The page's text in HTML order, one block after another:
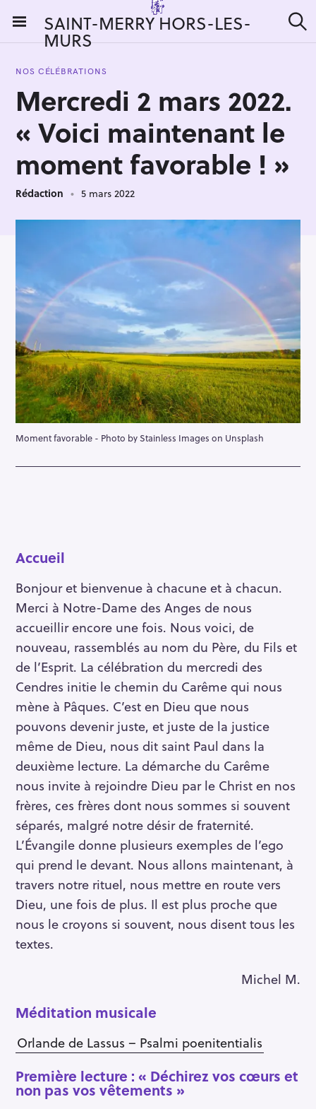
i
SAINT-MERRY HORS-LES-
MURS e
NOS CÉLÉBRATIONS
Mercredi 2 mars 2022.
« Voici maintenant le
moment favorable ! »
Rédaction 5 mars 2022
Moment favorable - Photo by Stainless Images on Unsplash
Accueil
Bonjour et bienvenue à chacune et à chacun.
Merci à Notre-Dame des Anges de nous
accueillir encore une fois. Nous voici, de
nouveau, rassemblés au nom du Père, du Fils et
de l’Esprit. La célébration du mercredi des
Cendres initie le chemin du Carême qui nous
mène à Pâques. C’est en Dieu que nous
pouvons devenir juste, et juste de la justice
même de Dieu, nous dit saint Paul dans la
deuxième lecture. La démarche du Carême
nous invite à rejoindre Dieu par le Christ en nos
frères, ces frères dont nous sommes si souvent
séparés, malgré notre désir de fraternité.
L’Évangile donne plusieurs exemples de l’ego
qui prend le devant. Nous allons maintenant, à
travers notre rituel, nous mettre en route vers
Dieu, une fois de plus. Il est plus proche que
nous le croyons si souvent, nous disent tous les
textes.
Michel M.
Méditation musicale
Orlande de Lassus – Psalmi poenitentialis
Première lecture : « Déchirez vos cœurs et
non pas vos vêtements »